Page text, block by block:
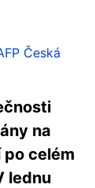
Česká
na
celém
lednu